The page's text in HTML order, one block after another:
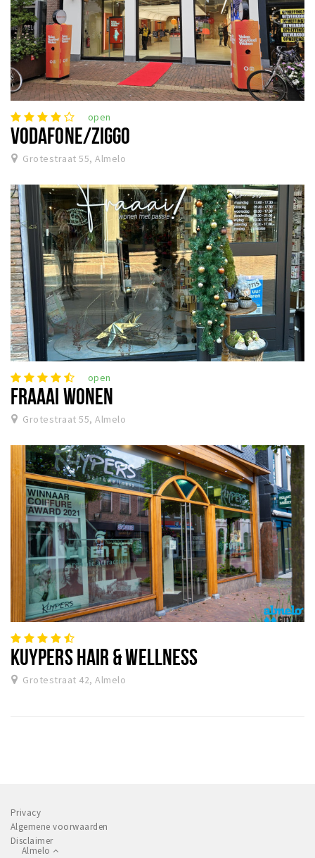
open
VODAFONE/ZIGGO
Grotestraat 55, Almelo
open
FRAAAI WONEN
Grotestraat 55, Almelo
KUYPERS HAIR & WELLNESS
Grotestraat 42, Almelo
Privacy
Algemene voorwaarden
Disclaimer
Almelo